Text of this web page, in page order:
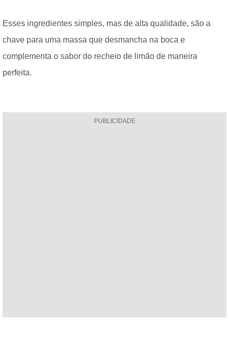
Esses ingredientes simples, mas de alta qualidade, são a
chave para uma massa que desmancha na boca e
complementa o sabor do recheio de limão de maneira
perfeita.
PUBLICIDADE